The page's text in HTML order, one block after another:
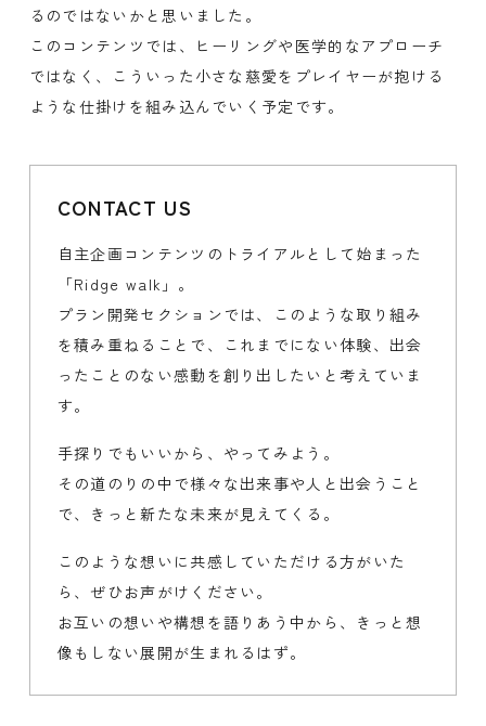
るのではないかと思いました。
このコンテンツでは、ヒーリングや医学的なアプローチ
ではなく、こういった小さな慈愛をプレイヤーが抱ける
ような仕掛けを組み込んでいく予定です。
CONTACT US
自主企画コンテンツのトライアルとして始まった
「Ridge walk」。
プラン開発セクションでは、このような取り組み
を積み重ねることで、これまでにない体験、出会
ったことのない感動を創り出したいと考えていま
す。
手探りでもいいから、やってみよう。
その道のりの中で様々な出来事や人と出会うこと
で、きっと新たな未来が見えてくる。
このような想いに共感していただける方がいた
ら、ぜひお声がけください。
お互いの想いや構想を語りあう中から、きっと想
像もしない展開が生まれるはず。